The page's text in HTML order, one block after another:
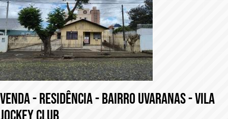
VENDA - RESIDÊNCIA - BAIRRO UVARANAS - VILA